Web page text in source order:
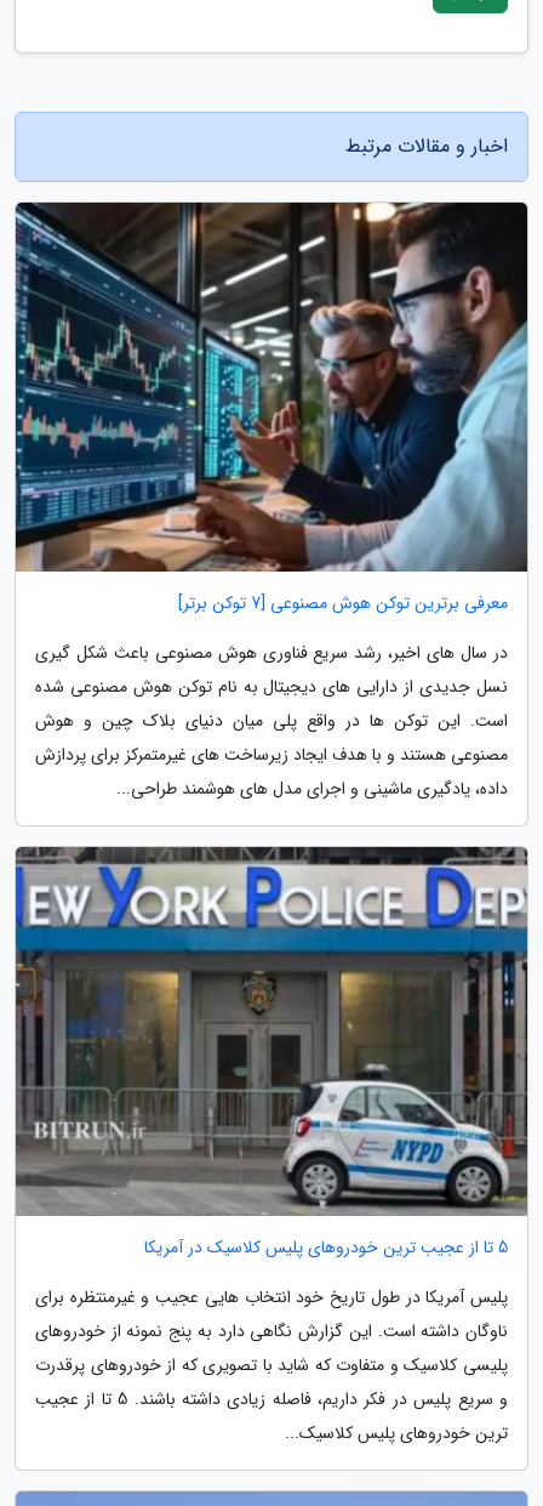
اخبار و مقالات مرتبط
معرفی برترین توکن هوش مصنوعی [7 توکن برتر]
در سال های اخیر، رشد سریع فناوری هوش مصنوعی باعث شکل گیری
نسل جدیدی از دارایی های دیجیتال به نام توکن هوش مصنوعی شده
است. این توکن ها در واقع پلی میان دنیای بلاک چین و هوش
مصنوعی هستند و با هدف ایجاد زیرساخت های غیرمتمرکز برای پردازش
داده، یادگیری ماشینی و اجرای مدل های هوشمند طراحی...
5 تا از عجیب ترین خودروهای پلیس کلاسیک در آمریکا
پلیس آمریکا در طول تاریخ خود انتخاب هایی عجیب و غیرمنتظره برای
ناوگان داشته است. این گزارش نگاهی دارد به پنج نمونه از خودروهای
پلیسی کلاسیک و متفاوت که شاید با تصویری که از خودروهای پرقدرت
و سریع پلیس در فکر داریم، فاصله زیادی داشته باشند. 5 تا از عجیب
ترین خودروهای پلیس کلاسیک...